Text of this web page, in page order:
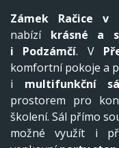
Zámek Račice v
nabízí krásné a
i
Podzámčí. V
komfortní pokoje a
i multifunkční
prostorem pro
školení. Sál přímo
možné využít i